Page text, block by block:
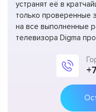
устранят её в
только проверенные
на все выполненные
телевизора Digma